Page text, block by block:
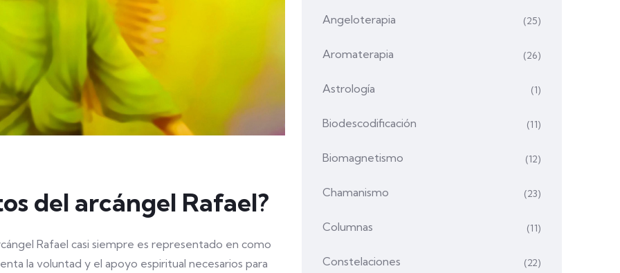
del arcángel Rafael?
Rafael casi siempre es representado en como
la voluntad y el apoyo espiritual necesarios para
Angeloterapia (25)
Aromaterapia (26)
Astrología (1)
Biodescodificación (11)
Biomagnetismo (12)
Chamanismo (23)
Columnas (11)
Constelaciones (22)